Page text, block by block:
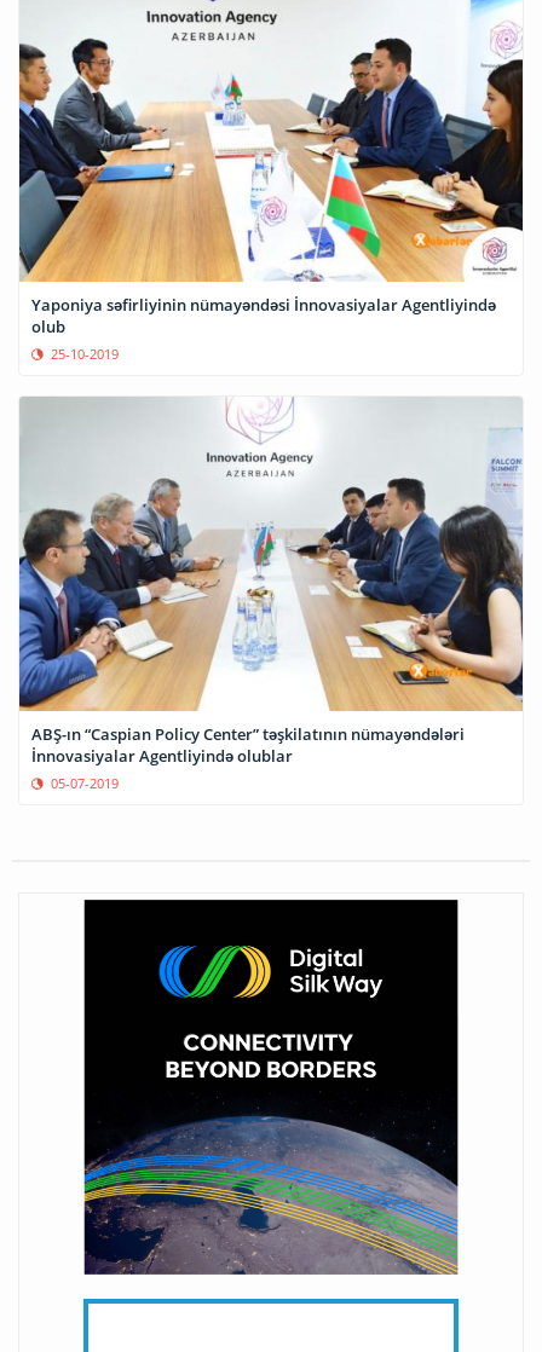
Yaponiya səfirliyinin nümayəndəsi İnnovasiyalar Agentliyində
olub
25-10-2019
ABŞ-ın “Caspian Policy Center” təşkilatının nümayəndələri
İnnovasiyalar Agentliyində olublar
05-07-2019